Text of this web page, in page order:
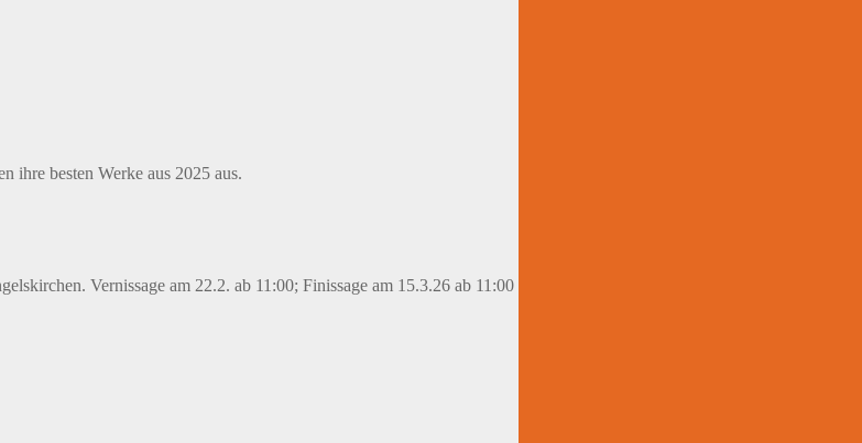
ihre besten Werke aus 2025 aus.
Vernissage am 22.2. ab 11:00; Finissage am 15.3.26 ab 11:00